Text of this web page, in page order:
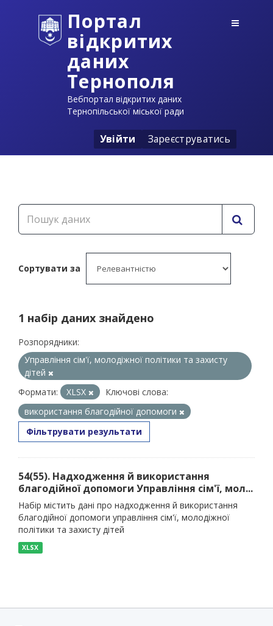
Портал
відкритих
даних
Тернополя
Вебпортал відкритих даних
Тернопільської міської ради
Увійти Зареєструватись
Сортувати за
1 набір даних знайдено
Розпорядники:
Управління сім'ї, молодіжної політики та захисту
дітей
Формати:
XLSX
Ключові слова:
використання благодійної допомоги
Фільтрувати результати
54(55). Надходження й використання
благодійної допомоги Управління сім'ї, мол...
Набір містить дані про надходження й використання
благодійної допомоги управління сім'ї, молодіжної
політики та захисту дітей
XLSX